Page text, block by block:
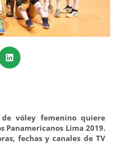
de vóley femenino quiere
Panamericanos Lima 2019.
fechas y canales de TV